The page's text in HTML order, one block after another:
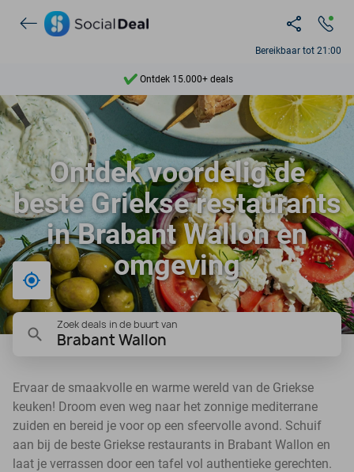
Bereikbaar tot 21:00
Ontdek 15.000+ deals
7 dagen per week beschikbaar
10+ miljoen leden
9,4
Ontdek 15.000+ deals
Ontdek voordelig de
beste Griekse restaurants
in Brabant Wallon en
omgeving
Bij mij in de buurt
Zoek deals in de buurt van
Brabant Wallon
Ervaar de smaakvolle en warme wereld van de Griekse
keuken! Droom even weg naar het zonnige mediterrane
zuiden en bereid je voor op een sfeervolle avond. Schuif
aan bij de beste Griekse restaurants in Brabant Wallon en
laat je verrassen door een tafel vol authentieke gerechten.